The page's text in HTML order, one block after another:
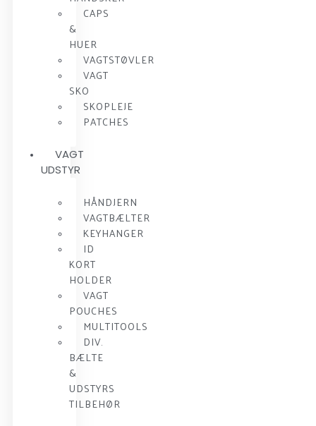
CAPS
&
HUER
VAGTSTØVLER
VAGT
SKO
SKOPLEJE
PATCHES
VAGT
UDSTYR
HÅNDJERN
VAGTBÆLTER
KEYHANGER
ID
KORT
HOLDER
VAGT
POUCHES
MULTITOOLS
DIV.
BÆLTE
&
UDSTYRS
TILBEHØR